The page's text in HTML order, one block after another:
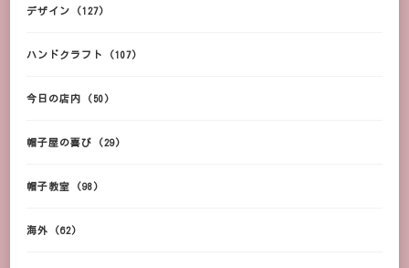
デザイン (127)
ハンドクラフト (107)
今日の店内 (50)
帽子屋の喜び (29)
帽子教室 (98)
海外 (62)